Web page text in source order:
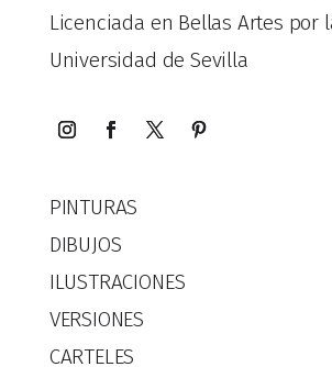
Licenciada en Bellas Artes por
Universidad de Sevilla
PINTURAS
DIBUJOS
ILUSTRACIONES
VERSIONES
CARTELES